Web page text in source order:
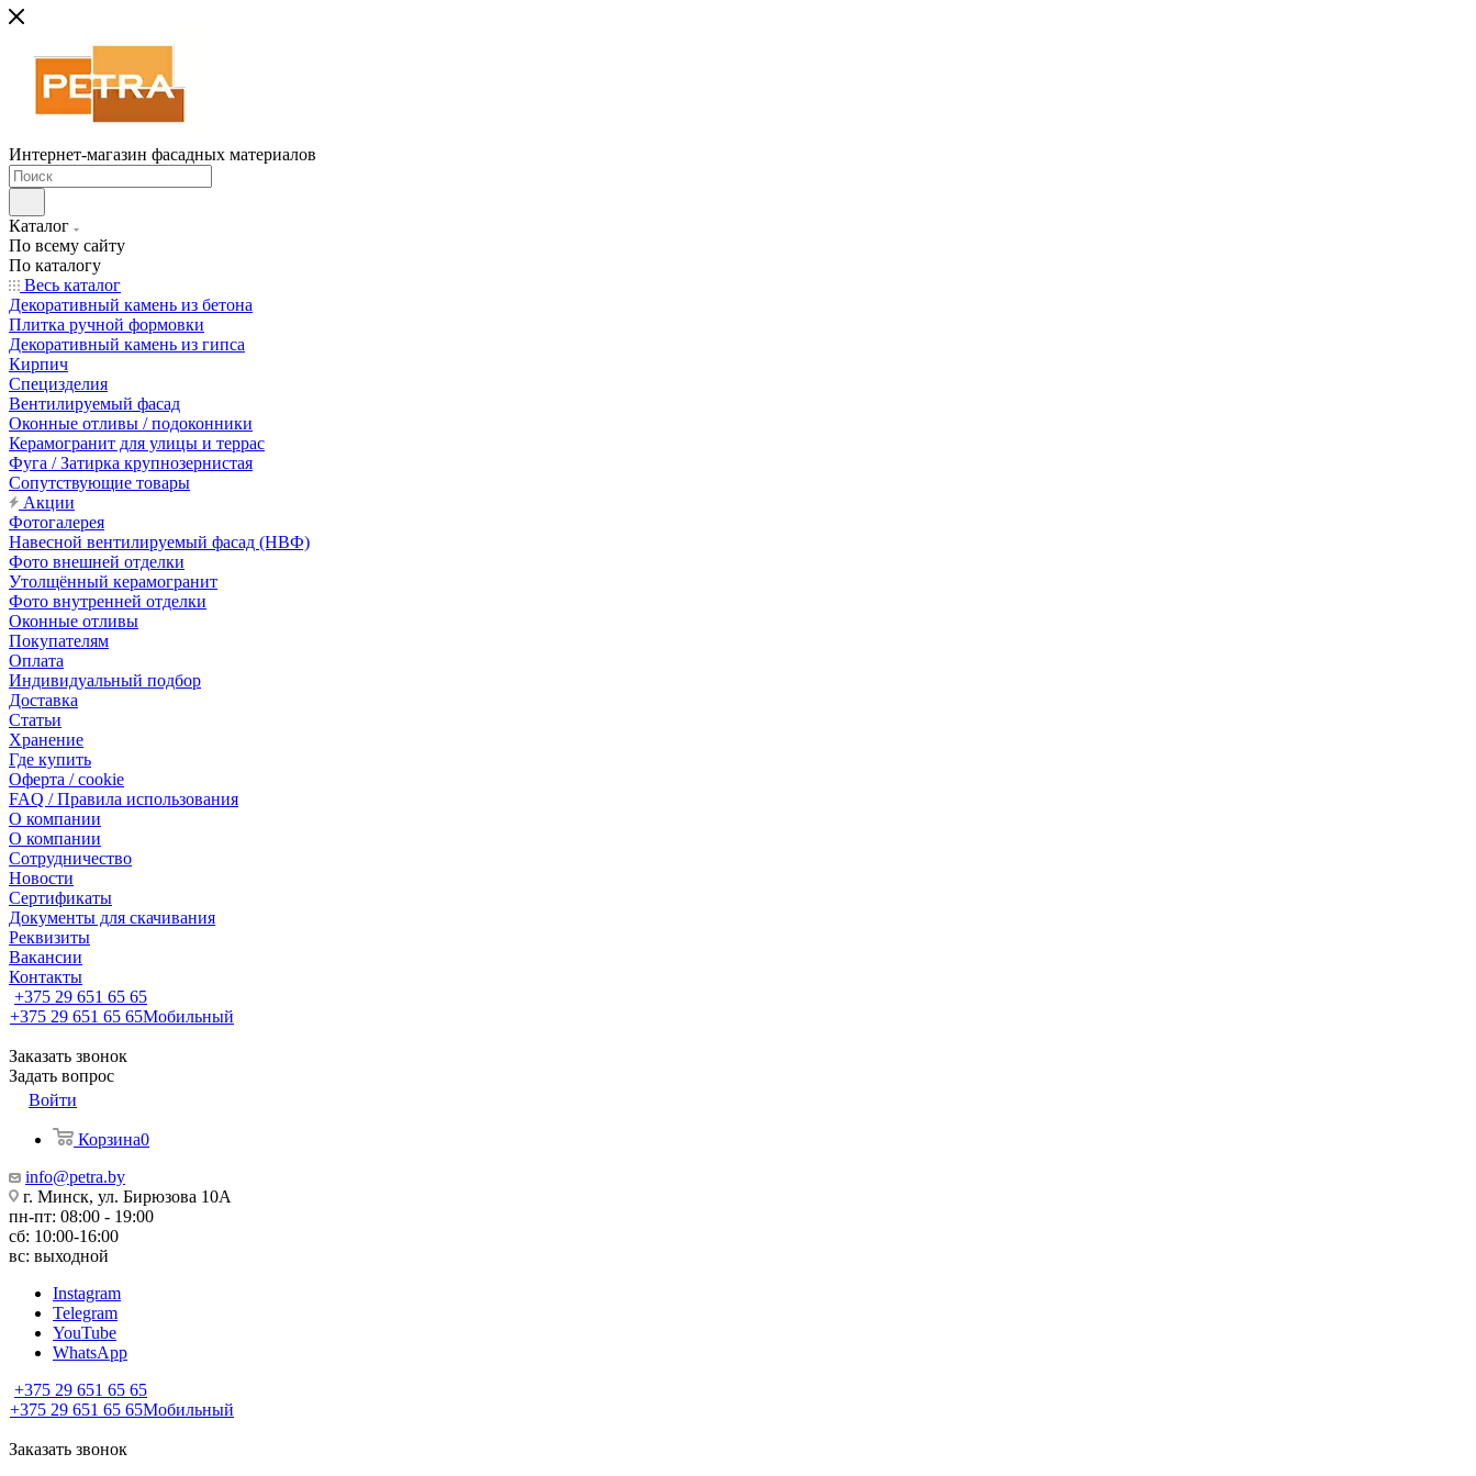
Интернет-магазин фасадных материалов
Каталог
По всему сайту
По каталогу
Весь каталог
Декоративный камень из бетона
Плитка ручной формовки
Декоративный камень из гипса
Кирпич
Специзделия
Вентилируемый фасад
Оконные отливы / подоконники
Керамогранит для улицы и террас
Фуга / Затирка крупнозернистая
Сопутствующие товары
Акции
Фотогалерея
Навесной вентилируемый фасад (НВФ)
Фото внешней отделки
Утолщённый керамогранит
Фото внутренней отделки
Оконные отливы
Покупателям
Оплата
Индивидуальный подбор
Доставка
Статьи
Хранение
Где купить
Оферта / cookie
FAQ / Правила использования
О компании
О компании
Сотрудничество
Новости
Сертификаты
Документы для скачивания
Реквизиты
Вакансии
Контакты
+375 29 651 65 65
+375 29 651 65 65Мобильный
Заказать звонок
Задать вопрос
Войти
Корзина0
info@petra.by
г. Минск, ул. Бирюзова 10А
пн-пт: 08:00 - 19:00
сб: 10:00-16:00
вс: выходной
Instagram
Telegram
YouTube
WhatsApp
+375 29 651 65 65
+375 29 651 65 65Мобильный
Заказать звонок